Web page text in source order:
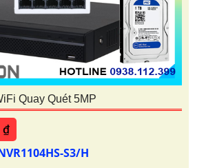
Quay Quét 5MP
₫
S3/H